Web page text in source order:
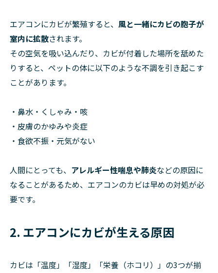
エアコンにカビが繁殖すると、 風と一緒にカビの胞子が
室内に拡散されます。
その空気を吸い込んだり、カビが付着した場所を舐めた
りすると、ペットの体に以下のような不調を引き起こす
ことがあります。
・鼻水・くしゃみ・咳
・皮膚のかゆみや炎症
・食欲不振・元気がない
人間にとっても、 アレルギー性喘息や肺炎などの原因に
なることがあるため、エアコンのカビは早めの対処が必
要です。
2. エアコンにカビが生える原因
カビは「温度」「湿度」「栄養（ホコリ）」の3つが揃